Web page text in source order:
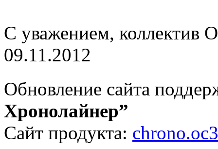
С уважением, коллектив
09.11.2012
Обновление сайта
Хронолайнер”
Сайт продукта: